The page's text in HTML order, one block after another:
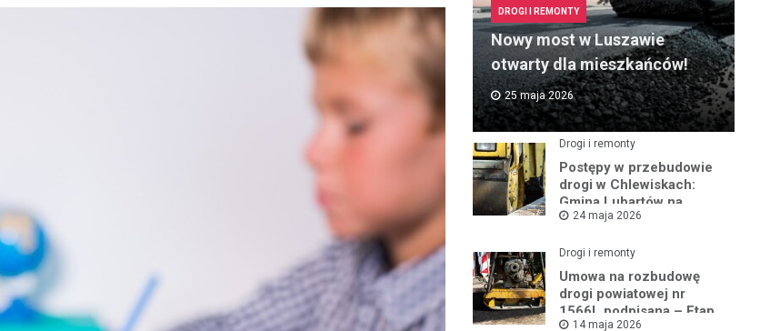
DROGI I REMONTY
Nowy most w Luszawie
otwarty dla mieszkańców!
25 maja 2026
Drogi i remonty
Postępy w przebudowie
drogi w Chlewiskach:
Gmina Lubartów na
miejscu inwestycji
24 maja 2026
Drogi i remonty
Umowa na rozbudowę
drogi powiatowej nr
1566L podpisana – Etap
14 maja 2026